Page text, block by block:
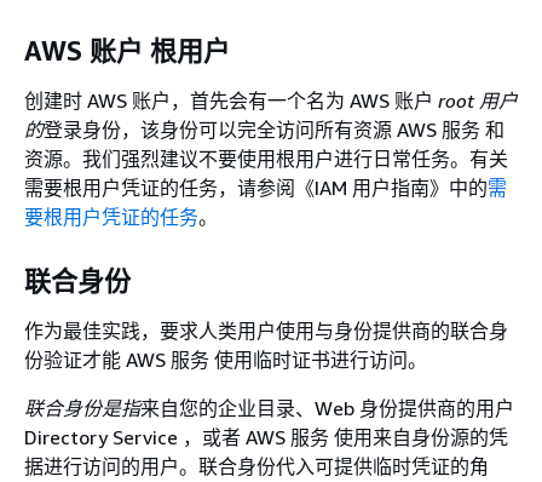
AWS 账户 根用户
创建时 AWS 账户，首先会有一个名为 AWS 账户 root 用户
的登录身份，该身份可以完全访问所有资源 AWS 服务 和
资源。我们强烈建议不要使用根用户进行日常任务。有关
需要根用户凭证的任务，请参阅《IAM 用户指南》 中的需
要根用户凭证的任务。
联合身份
作为最佳实践，要求人类用户使用与身份提供商的联合身
份验证才能 AWS 服务 使用临时证书进行访问。
联合身份是指来自您的企业目录、Web 身份提供商的用户
Directory Service ，或者 AWS 服务 使用来自身份源的凭
据进行访问的用户。联合身份代入可提供临时凭证的角